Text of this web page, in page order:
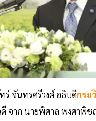
ร์ จันทรศรีวงศ์ อธิบดีกรม
จาก นายพิศาล พงศาพิช